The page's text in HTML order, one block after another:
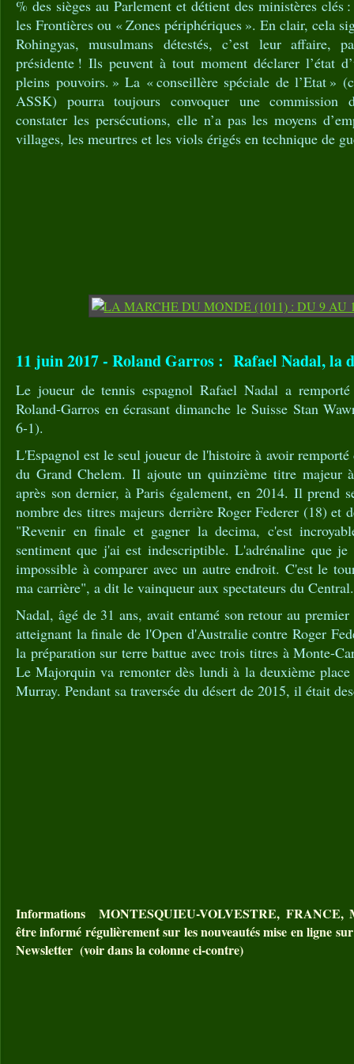
% des sièges au Parlement et détient des ministères clés
les Frontières ou « Zones périphériques ». En clair, cela
Rohingyas, musulmans détestés, c’est leur affaire,
présidente ! Ils peuvent à tout moment déclarer l’état
pleins pouvoirs. » La « conseillère spéciale de l’Etat »
ASSK) pourra toujours convoquer une commission
constater les persécutions, elle n’a pas les moyens
villages, les meurtres et les viols érigés en technique de
11 juin 2017 - Roland Garros : Rafael Nadal, la
Le joueur de tennis espagnol Rafael Nadal a
Roland-Garros en écrasant dimanche le Suisse Stan
6-1).
L'Espagnol est le seul joueur de l'histoire à avoir
du Grand Chelem. Il ajoute un quinzième titre majeur
après son dernier, à Paris également, en 2014. Il prend
nombre des titres majeurs derrière Roger Federer (18) et
"Revenir en finale et gagner la decima, c'est
sentiment que j'ai est indescriptible. L'adrénaline que
impossible à comparer avec un autre endroit. C'est le
ma carrière", a dit le vainqueur aux spectateurs du Central.
Nadal, âgé de 31 ans, avait entamé son retour au
atteignant la finale de l'Open d'Australie contre Roger
la préparation sur terre battue avec trois titres à Monte-
Le Majorquin va remonter dès lundi à la deuxième
Murray. Pendant sa traversée du désert de 2015, il était
Informations MONTESQUIEU-VOLVESTRE, FRANCE,
être informé régulièrement sur les nouveautés mise en ligne
Newsletter (voir dans la colonne ci-contre)